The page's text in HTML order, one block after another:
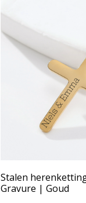
Stalen
Gravure | Goud